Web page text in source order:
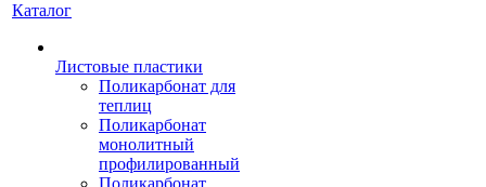
Каталог
Листовые пластики
Поликарбонат для
теплиц
Поликарбонат
монолитный
профилированный
Поликарбонат